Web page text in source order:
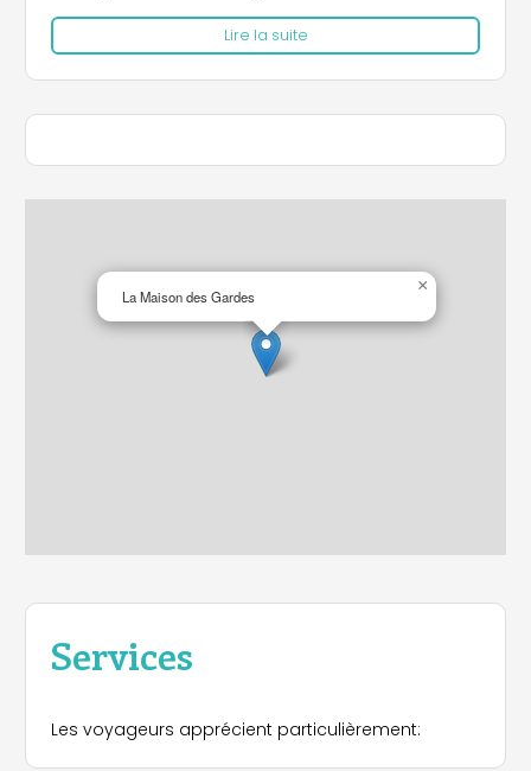
Lire la suite
La Maison des Gardes
×
Services
Les voyageurs apprécient particulièrement: